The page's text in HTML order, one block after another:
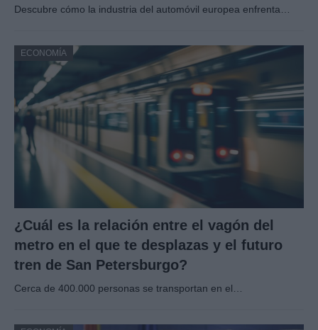
Descubre cómo la industria del automóvil europea enfrenta…
ECONOMÍA
¿Cuál es la relación entre el vagón del
metro en el que te desplazas y el futuro
tren de San Petersburgo?
Cerca de 400.000 personas se transportan en el…